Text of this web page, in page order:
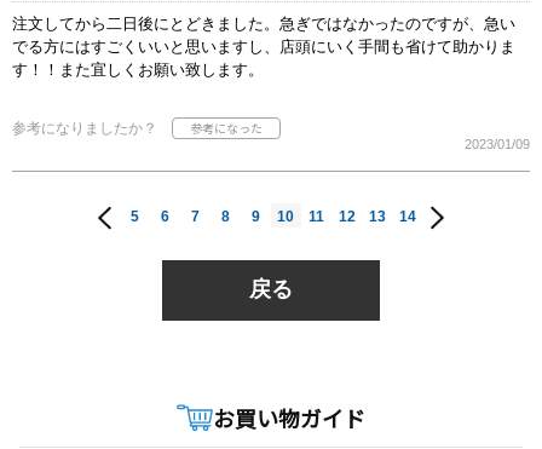
注文してから二日後にとどきました。急ぎではなかったのですが、急い
でる方にはすごくいいと思いますし、店頭にいく手間も省けて助かりま
す！！また宜しくお願い致します。
参考になりましたか？
2023/01/09
5 6 7 8 9 10 11 12 13 14
戻る
お買い物ガイド